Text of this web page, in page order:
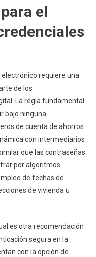
el
requiere una
de los
La regla fundamental
bajo ninguna
de cuenta de ahorros
con intermediarios
que las contraseñas
por algoritmos
de fechas de
de vivienda u
es otra recomendación
segura en la
con la opción de